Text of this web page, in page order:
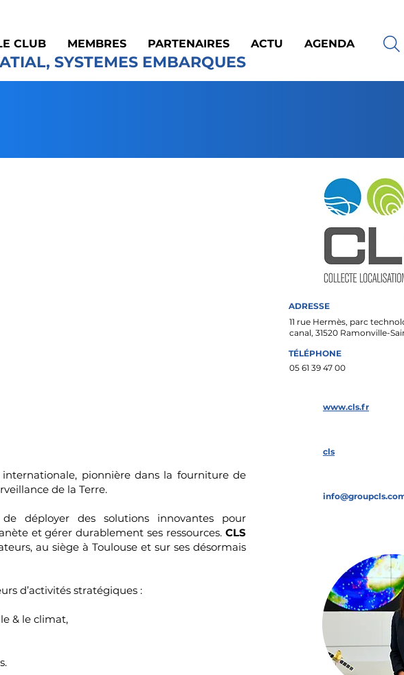
CLUB MEMBRES PARTENAIRES ACTU AGENDA
SYSTEMES EMBARQUES
pionnière dans la fourniture de
de la Terre.
déployer des solutions innovantes pour
et gérer durablement ses ressources. CLS
au siège à Toulouse et sur ses désormais
d’activités stratégiques :
& le climat,
ADRESSE
11 rue Hermès, parc
canal, 31520 Ramonville-
TÉLÉPHONE
05 61 39 47 00
www.cls.fr
cls